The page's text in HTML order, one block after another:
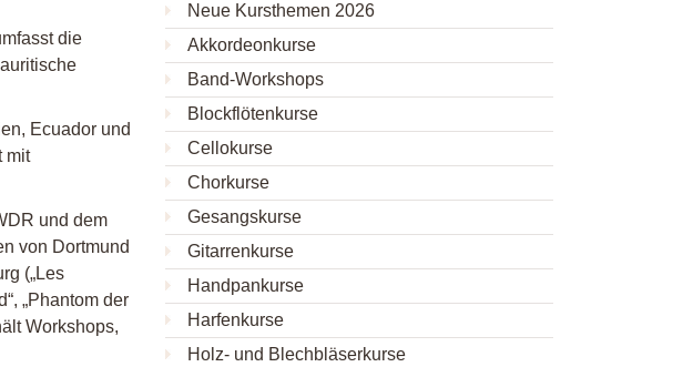
die
Ecuador und
mit
und dem
von Dortmund
(„Les
„Phantom der
Workshops,
Neue Kursthemen 2026
Akkordeonkurse
Band-Workshops
Blockflötenkurse
Cellokurse
Chorkurse
Gesangskurse
Gitarrenkurse
Handpankurse
Harfenkurse
Holz- und Blechbläserkurse